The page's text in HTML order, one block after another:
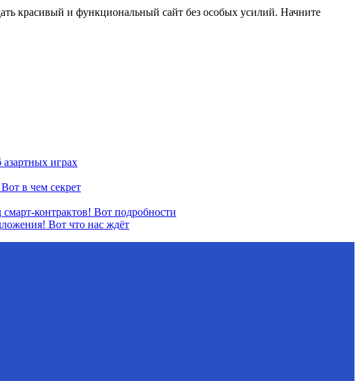
красивый и функциональный сайт без особых усилий. Начните
играх
в чем секрет
контрактов! Вот подробности
Вот что нас ждёт